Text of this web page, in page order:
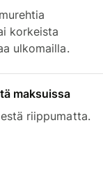
korkeista
ulkomailla.
maksuissa
riippumatta.